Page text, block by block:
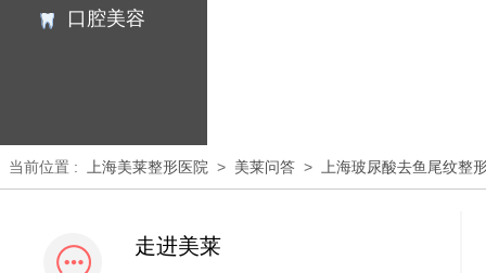
口腔美容
当前位置 : 上海美莱整形医院 > 美莱问答 > 上海玻尿酸去鱼尾纹整
走进美莱